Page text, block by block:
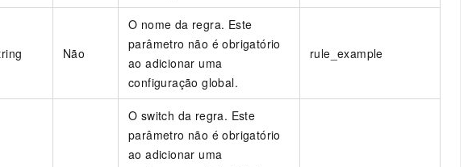
Não
O nome da regra. Este
parâmetro não é obrigatório
ao adicionar uma
configuração global.
rule_example
O switch da regra. Este
parâmetro não é obrigatório
ao adicionar uma